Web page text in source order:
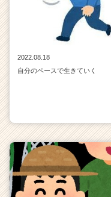
2022.08.18
自分のペースで生きていく